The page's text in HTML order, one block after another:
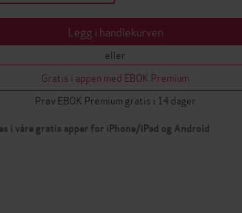
Legg i handlekurven
eller
Gratis i appen med EBOK Premium
Prøv EBOK Premium gratis i 14 dager
i våre gratis apper for iPhone/iPad og Android